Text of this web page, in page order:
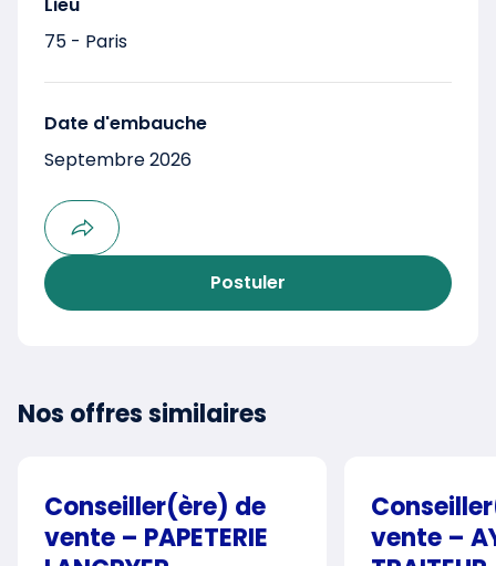
75 - Paris
Date d'embauche
Septembre 2026
Postuler
Nos offres similaires
Conseiller(ère) de
vente – PAPETERIE
vente –